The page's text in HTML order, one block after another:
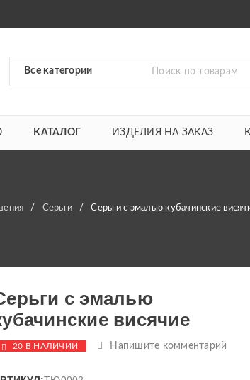
КАТАЛОГ ИЗДЕЛИЯ НА ЗАКАЗ
/ Серьги / Серьги с эмалью кубачинские
с эмалью
висячие
20 В НАЛИЧИИ Напишите комментарий